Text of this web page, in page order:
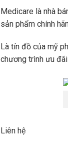
Medicare là nhà
sản phẩm chính
Là tín đồ của mỹ
chương trình ưu
Liên hệ